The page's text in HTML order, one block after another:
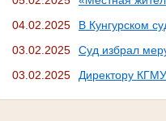
04.02.2025
В Кунгурском
03.02.2025
Суд избрал
03.02.2025
Директору